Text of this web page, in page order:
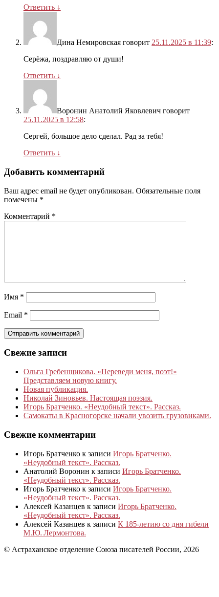
Ответить ↓
Дина Немировская говорит 25.11.2025 в 11:39:
Серёжа, поздравляю от души!
Ответить ↓
Воронин Анатолий Яковлевич говорит
25.11.2025 в 12:58:
Сергей, большое дело сделал. Рад за тебя!
Ответить ↓
Добавить комментарий
Ваш адрес email не будет опубликован. Обязательные поля
помечены *
Комментарий *
Имя *
Email *
Свежие записи
Ольга Гребенщикова. «Переведи меня, поэт!»
Представляем новую книгу.
Новая публикация.
Николай Зиновьев. Настоящая поэзия.
Игорь Братченко. «Неудобный текст». Рассказ.
Самокаты в Красногорске начали увозить грузовиками.
Свежие комментарии
Игорь Братченко к записи Игорь Братченко.
«Неудобный текст». Рассказ.
Анатолий Воронин к записи Игорь Братченко.
«Неудобный текст». Рассказ.
Игорь Братченко к записи Игорь Братченко.
«Неудобный текст». Рассказ.
Алексей Казанцев к записи Игорь Братченко.
«Неудобный текст». Рассказ.
Алексей Казанцев к записи К 185‑летию со дня гибели
М.Ю. Лермонтова.
© Астраханское отделение Союза писателей России, 2026